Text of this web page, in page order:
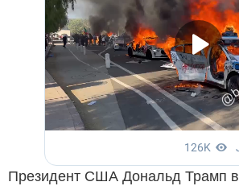
Президент США Дональд Трамп в